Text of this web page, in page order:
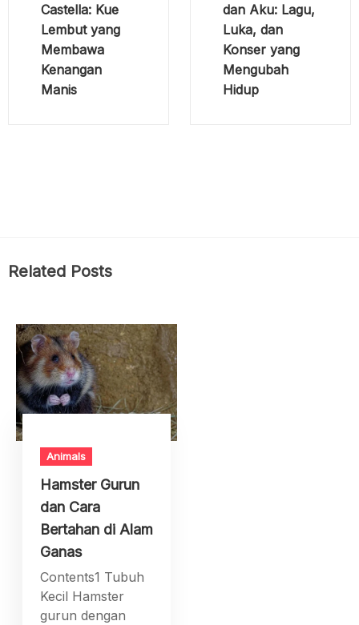
Castella: Kue
Lembut yang
Membawa
Kenangan
Manis
dan Aku: Lagu,
Luka, dan
Konser yang
Mengubah
Hidup
Related Posts
Animals
Hamster Gurun
dan Cara
Bertahan di Alam
Ganas
Contents1 Tubuh
Kecil Hamster
gurun dengan